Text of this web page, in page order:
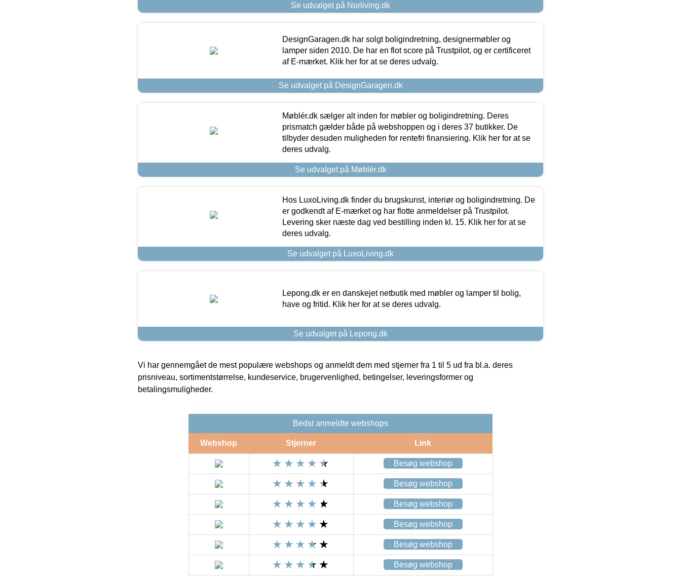
Se udvalget på Norliving.dk
DesignGaragen.dk har solgt boligindretning, designermøbler og
lamper siden 2010. De har en flot score på Trustpilot, og er certificeret
af E-mærket. Klik her for at se deres udvalg.
Se udvalget på DesignGaragen.dk
Møblér.dk sælger alt inden for møbler og boligindretning. Deres
prismatch gælder både på webshoppen og i deres 37 butikker. De
tilbyder desuden muligheden for rentefri finansiering. Klik her for at se
deres udvalg.
Se udvalget på Møblér.dk
Hos LuxoLiving.dk finder du brugskunst, interiør og boligindretning. De
er godkendt af E-mærket og har flotte anmeldelser på Trustpilot.
Levering sker næste dag ved bestilling inden kl. 15. Klik her for at se
deres udvalg.
Se udvalget på LuxoLiving.dk
Lepong.dk er en danskejet netbutik med møbler og lamper til bolig,
have og fritid. Klik her for at se deres udvalg.
Se udvalget på Lepong.dk
Vi har gennemgået de mest populære webshops og anmeldt dem med stjerner fra 1 til 5 ud fra bl.a. deres
prisniveau, sortimentstørrelse, kundeservice, brugervenlighed, betingelser, leveringsformer og
betalingsmuligheder.
Bedst anmeldte webshops
Webshop Stjerner Link
Besøg webshop
Besøg webshop
Besøg webshop
Besøg webshop
Besøg webshop
Besøg webshop